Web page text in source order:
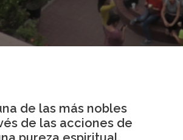
de las más nobles
de las acciones de